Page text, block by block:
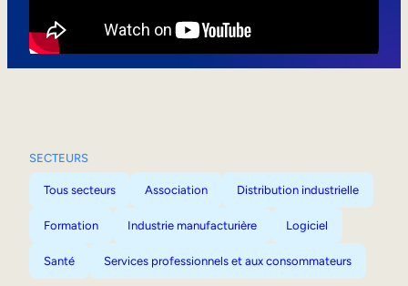
SECTEURS
Tous secteurs Association Distribution industrielle
Formation Industrie manufacturière Logiciel
Santé Services professionnels et aux consommateurs